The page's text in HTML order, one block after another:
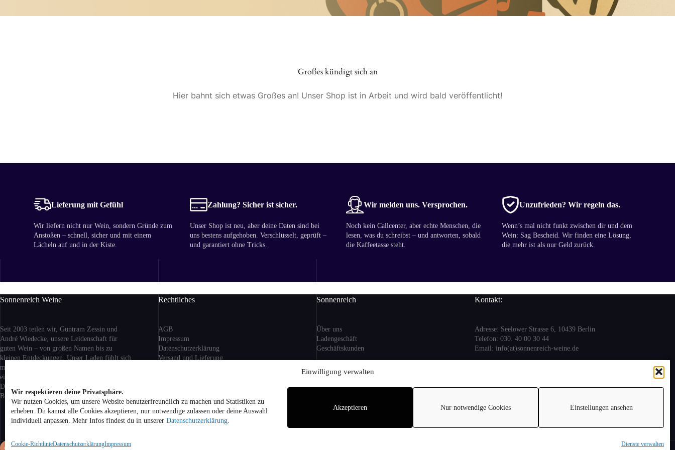
Einwilligung verwalten
Wir respektieren deine Privatsphäre.
Wir nutzen Cookies, um unsere Website benutzerfreundlich zu machen und Statistiken zu
erheben. Du kannst alle Cookies akzeptieren, nur notwendige zulassen oder deine Auswahl
individuell anpassen. Mehr Infos findest du in unserer Datenschutzerklärung.
Dienste verwalten
Akzeptieren Nur notwendige Cookies Einstellungen ansehen
Cookie-RichtlinieDatenschutzerklärungImpressum
Großes kündigt sich an
Hier bahnt sich etwas Großes an! Unser Shop ist in Arbeit und wird bald veröffentlicht!
Lieferung mit Gefühl
Wir liefern nicht nur Wein, sondern Gründe zum
Anstoßen – schnell, sicher und mit einem
Lächeln auf und in der Kiste.
Zahlung? Sicher ist sicher.
Unser Shop ist neu, aber deine Daten sind bei
uns bestens aufgehoben. Verschlüsselt, geprüft –
und garantiert ohne Tricks.
Wir melden uns. Versprochen.
Noch kein Callcenter, aber echte Menschen, die
lesen, was du schreibst – und antworten, sobald
die Kaffeetasse steht.
Unzufrieden? Wir regeln das.
Wenn’s mal nicht funkt zwischen dir und dem
Wein: Sag Bescheid. Wir finden eine Lösung,
die mehr ist als nur Geld zurück.
Sonnenreich Weine
Seit 2003 teilen wir, Guntram Zessin und
André Wiedecke, unsere Leidenschaft für
guten Wein – von großen Namen bis zu
kleinen Entdeckungen. Unser Laden fühlt sich
mehr nach Wohnzimmer als nach Geschäft an:
ein Ort zum Ankommen, Probieren und
Dableiben. Ob aus Berlin, Bordeaux oder
Buenos Aires – bei uns bist du willkommen.
Rechtliches
AGB
Impressum
Datenschutzerklärung
Versand und Lieferung
Alle Preise inkl. gesetzlicher MwSt. und ggf.
zzgl. Versandkosten bei Lieferungen nach
Hause. Kein Verkauf von Alkohol an
Sonnenreich
Über uns
Ladengeschäft
Geschäftskunden
Information
Sitemap
Kontakt:
Adresse: Seelower Strasse 6, 10439 Berlin
Telefon: 030. 40 00 30 44
Email: info(at)sonnenreich-weine.de